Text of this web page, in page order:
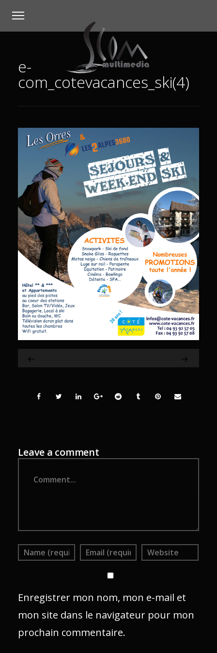
e-
com_cotevacances_ski(4)
Leave a comment
Enregistrer mon nom, mon e-mail et
mon site dans le navigateur pour mon
prochain commentaire.